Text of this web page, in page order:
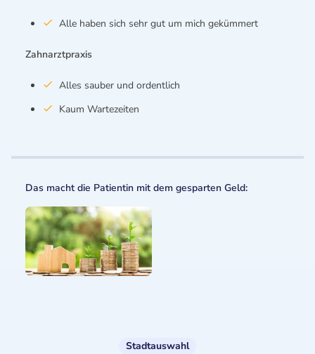
Alle haben sich sehr gut um mich gekümmert
Zahnarztpraxis
Alles sauber und ordentlich
Kaum Wartezeiten
Das macht die Patientin mit dem gesparten Geld:
Stadtauswahl